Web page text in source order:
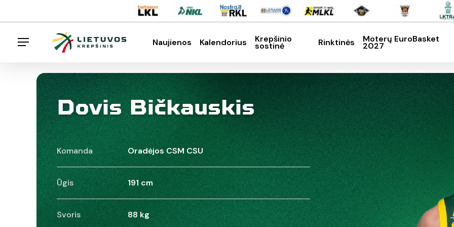
to
Spauskite enter klavišą norėdami ieškoti arba ESC, kad nutrauktumėte
Menu
Naujienos Kalendorius Krepšinio
sostinė Rinktinės Moterų EuroBasket
2027
Dovis Bičkauskis
Komanda Oradėjos CSM CSU
Ūgis 191 cm
Svoris 88 kg